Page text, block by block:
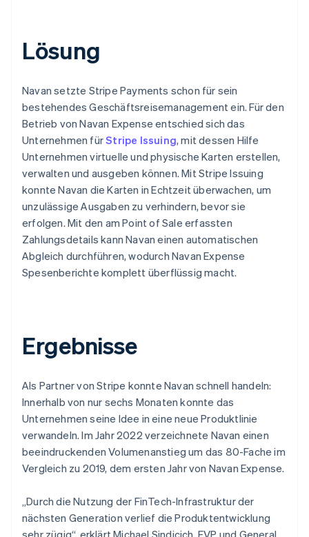
Lösung
Navan setzte Stripe Payments schon für sein
bestehendes Geschäftsreisemanagement ein. Für den
Betrieb von Navan Expense entschied sich das
Unternehmen fürStripe Issuing, mit dessen Hilfe
Unternehmen virtuelle und physische Karten erstellen,
verwalten und ausgeben können. Mit Stripe Issuing
konnte Navan die Karten in Echtzeit überwachen, um
unzulässige Ausgaben zu verhindern, bevor sie
erfolgen. Mit den am Point of Sale erfassten
Zahlungsdetails kann Navan einen automatischen
Abgleich durchführen, wodurch Navan Expense
Spesenberichte komplett überflüssig macht.
Ergebnisse
Als Partner von Stripe konnte Navan schnell handeln:
Innerhalb von nur sechs Monaten konnte das
Unternehmen seine Idee in eine neue Produktlinie
verwandeln. Im Jahr 2022 verzeichnete Navan einen
beeindruckenden Volumenanstieg um das 80-Fache im
Vergleich zu 2019, dem ersten Jahr von Navan Expense.
„Durch die Nutzung der FinTech-Infrastruktur der
nächsten Generation verlief die Produktentwicklung
sehr zügig“, erklärt Michael Sindicich, EVP und General